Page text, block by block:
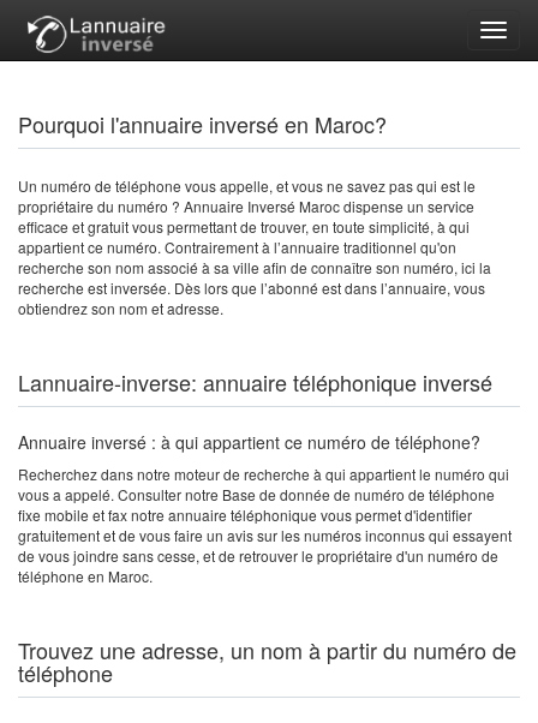
Pourquoi l'annuaire inversé en Maroc?
Un numéro de téléphone vous appelle, et vous ne savez pas qui est le
propriétaire du numéro ? Annuaire Inversé Maroc dispense un service
efficace et gratuit vous permettant de trouver, en toute simplicité, à qui
appartient ce numéro. Contrairement à l’annuaire traditionnel qu'on
recherche son nom associé à sa ville afin de connaître son numéro, ici la
recherche est inversée. Dès lors que l’abonné est dans l’annuaire, vous
obtiendrez son nom et adresse.
Lannuaire-inverse: annuaire téléphonique inversé
Annuaire inversé : à qui appartient ce numéro de téléphone?
Recherchez dans notre moteur de recherche à qui appartient le numéro qui
vous a appelé. Consulter notre Base de donnée de numéro de téléphone
fixe mobile et fax notre annuaire téléphonique vous permet d'identifier
gratuitement et de vous faire un avis sur les numéros inconnus qui essayent
de vous joindre sans cesse, et de retrouver le propriétaire d'un numéro de
téléphone en Maroc.
Trouvez une adresse, un nom à partir du numéro de
téléphone